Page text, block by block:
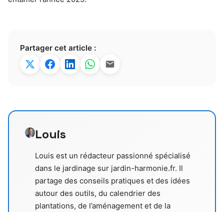
Partager cet article :
Louis
Louis est un rédacteur passionné spécialisé
dans le jardinage sur jardin-harmonie.fr. Il
partage des conseils pratiques et des idées
autour des outils, du calendrier des
plantations, de l’aménagement et de la